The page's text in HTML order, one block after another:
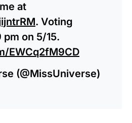
at
. Voting
pm on 5/15.
EWCq2fM9CD
(@MissUniverse)